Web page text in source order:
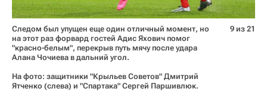
Следом был упущен еще один отличный момент, но
на этот раз форвард гостей Адис Яхович помог
"красно-белым", перекрыв путь мячу после удара
Алана Чочиева в дальний угол.
На фото: защитники "Крыльев Советов" Дмитрий
Ятченко (слева) и "Спартака" Сергей Паршивлюк.
9 из 21